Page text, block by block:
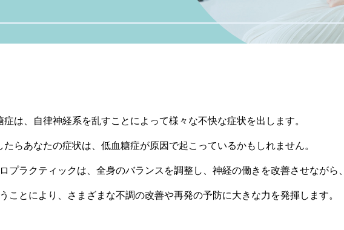
症は、自律神経系を乱すことによって様々な不快な症状を出します。
たらあなたの症状は、低血糖症が原因で起こっているかもしれません。
プラクティックは、全身のバランスを調整し、神経の働きを改善させながら、
ことにより、さまざまな不調の改善や再発の予防に大きな力を発揮します。